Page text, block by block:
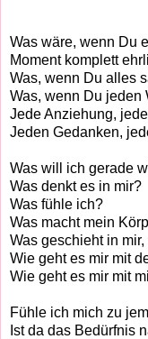
Was wäre, wenn Du
Moment komplett
Was, wenn Du alles
Was, wenn Du jeden
Jede Anziehung,
Jeden Gedanken,
Was will ich gerade
Was denkt es in mir?
Was fühle ich?
Was macht mein
Was geschieht in
Wie geht es mir mit
Wie geht es mir mit
Fühle ich mich zu
Ist da das Bedürfnis